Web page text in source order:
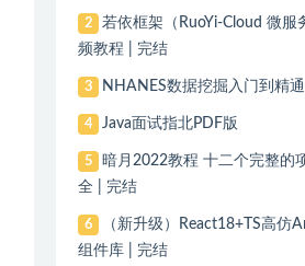
2
若依框架（RuoYi-Cloud 微服
频教程 | 完结
3 NHANES数据挖掘入门到精通
4 Java面试指北PDF版
5
暗月2022教程 十二个完整的
全 | 完结
6
（新升级）React18+TS高仿
组件库 | 完结